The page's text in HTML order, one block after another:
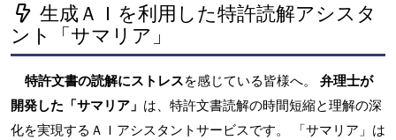
生成ＡＩを利用した特許読解アシスタ
ント「サマリア」
特許文書の読解にストレスを感じている皆様へ。 弁理士が
開発した「サマリア」 は、特許文書読解の時間短縮と理解の深
化を実現するＡＩアシスタントサービスです。 「サマリア」は